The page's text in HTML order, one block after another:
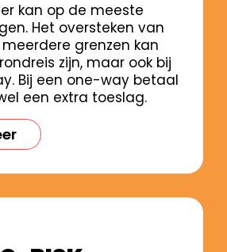
kan op de meeste
Het oversteken van
grenzen kan
zijn, maar ook bij
Bij een one-way betaal
een extra toeslag.